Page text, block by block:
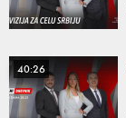
40:26